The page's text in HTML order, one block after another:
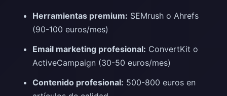
Herramientas premium: SEMrush o Ahrefs
(90-100 euros/mes)
Email marketing profesional: ConvertKit o
ActiveCampaign (30-50 euros/mes)
Contenido profesional: 500-800 euros en